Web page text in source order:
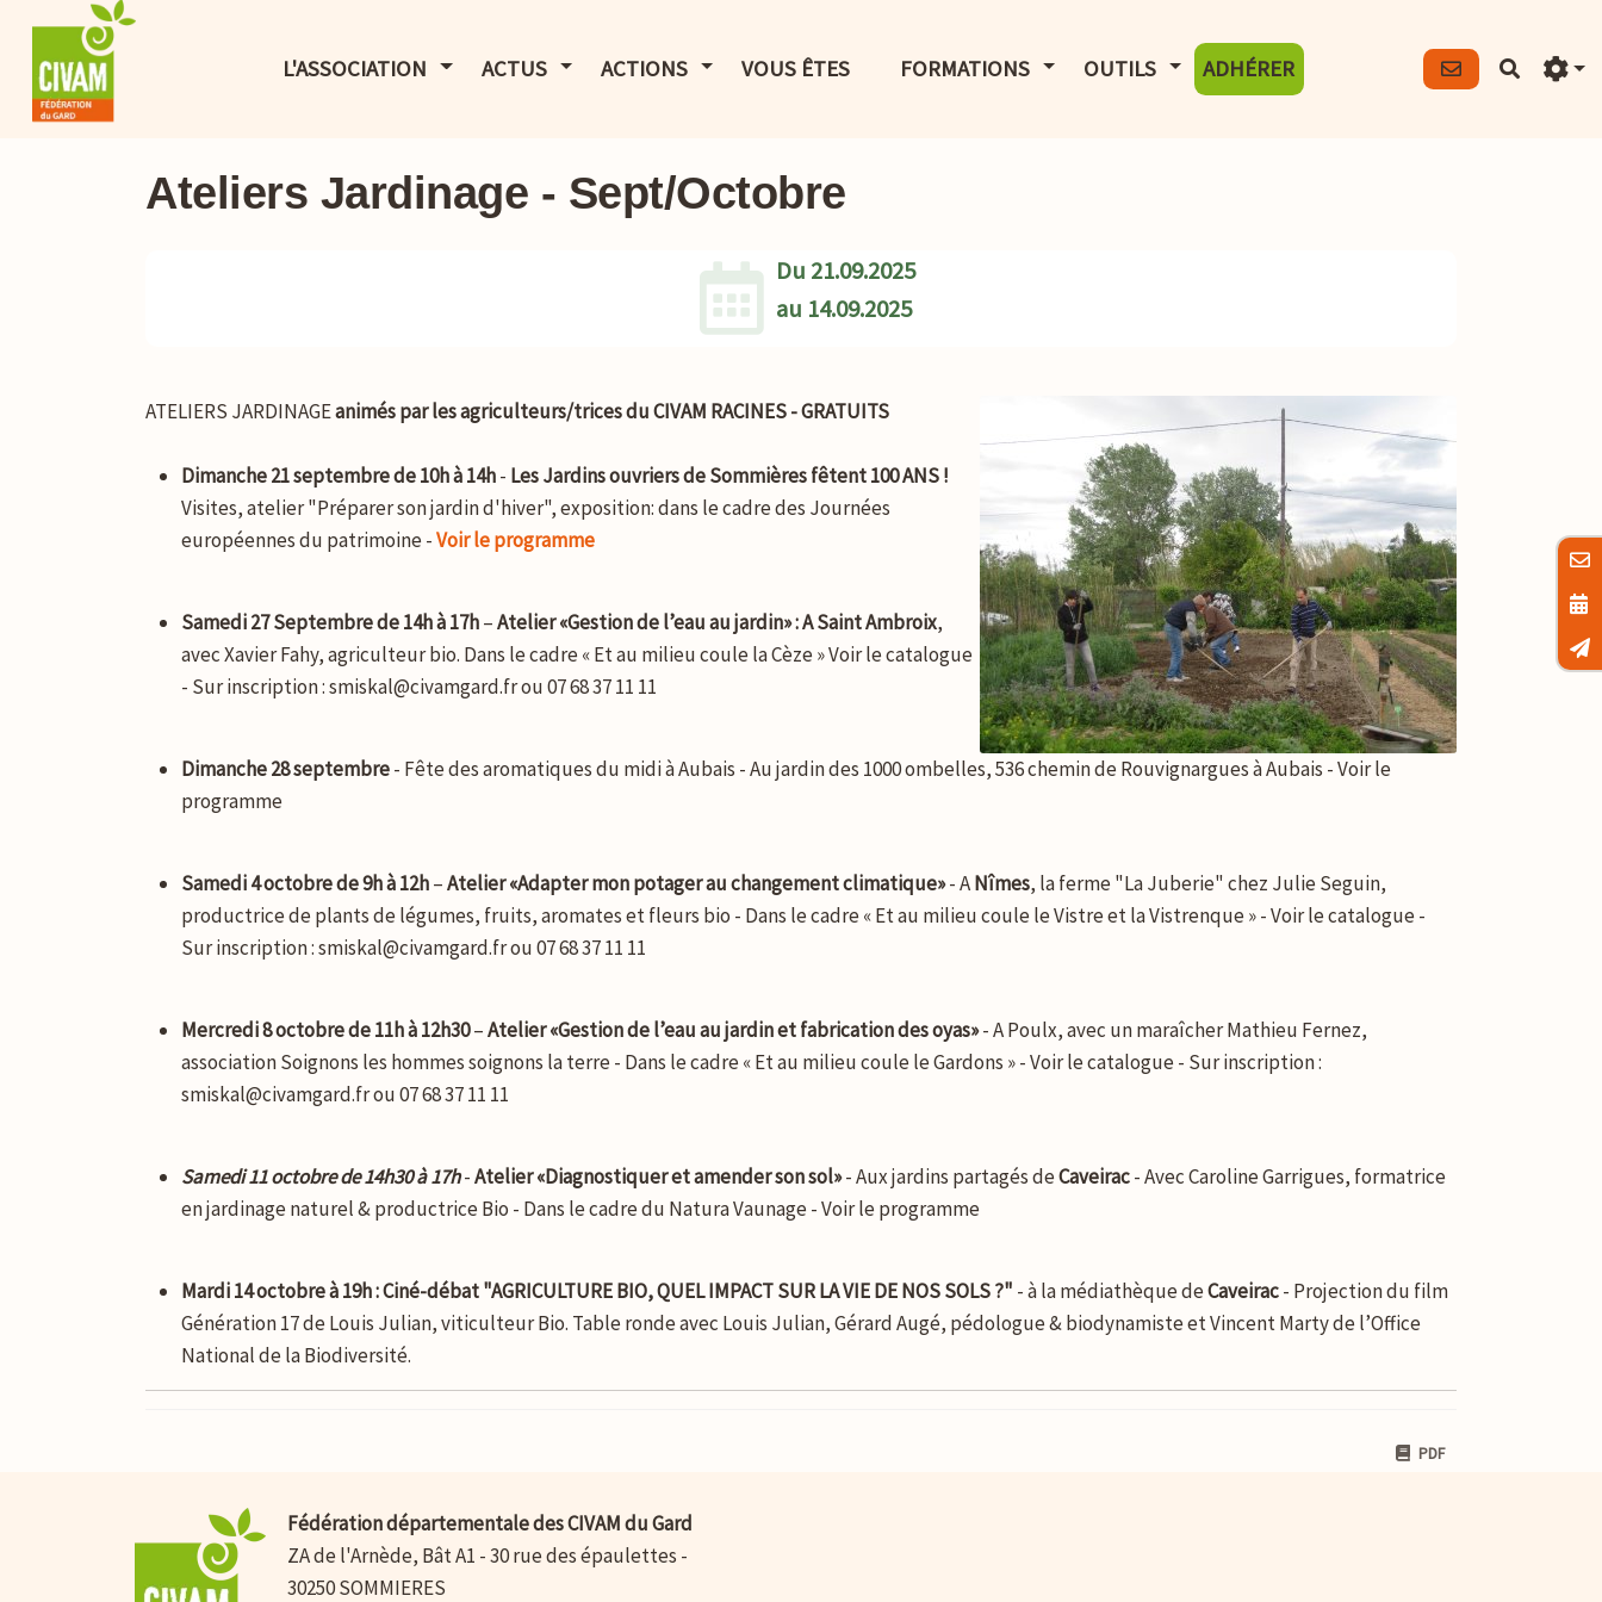
L'ASSOCIATION AFFICHER LE MENU
ACTUS AFFICHER LE MENU
ACTIONS AFFICHER LE MENU
VOUS ÊTES FORMATIONS AFFICHER LE MENU
OUTILS AFFICHER LE MENU
ADHÉRER
Ateliers Jardinage - Sept/Octobre
Du 21.09.2025
au 14.09.2025
ATELIERS JARDINAGEanimés par les agriculteurs/trices du CIVAM RACINES - GRATUITS
Dimanche 21 septembre de 10h à 14h- Les Jardins ouvriers de Sommières fêtent 100 ANS !
Visites, atelier "Préparer son jardin d'hiver", exposition: dans le cadre des Journées
européennes du patrimoine -Voir le programme
Samedi 27 Septembre de 14h à 17h–Atelier «Gestion de l’eau au jardin» : A Saint Ambroix,
avec Xavier Fahy, agriculteur bio. Dans le cadre « Et au milieu coule la Cèze » Voir le catalogue
- Sur inscription : smiskal@civamgard.fr ou 07 68 37 11 11
Dimanche 28 septembre- Fête des aromatiques du midi à Aubais - Au jardin des 1000 ombelles, 536 chemin de Rouvignargues à Aubais - Voir le
programme
Samedi 4 octobre de 9h à 12h–Atelier «Adapter mon potager au changement climatique»- ANîmes, la ferme "La Juberie" chez Julie Seguin,
productrice de plants de légumes, fruits, aromates et fleurs bio - Dans le cadre « Et au milieu coule le Vistre et la Vistrenque » - Voir le catalogue -
Sur inscription : smiskal@civamgard.fr ou 07 68 37 11 11
Mercredi 8 octobre de 11h à 12h30–Atelier «Gestion de l’eau au jardin et fabrication des oyas»- A Poulx, avec un maraîcher Mathieu Fernez,
association Soignons les hommes soignons la terre - Dans le cadre « Et au milieu coule le Gardons » - Voir le catalogue - Sur inscription :
smiskal@civamgard.fr ou 07 68 37 11 11
Samedi 11 octobre de 14h30 à 17h-Atelier «Diagnostiquer et amender son sol»- Aux jardins partagés deCaveirac- Avec Caroline Garrigues, formatrice
en jardinage naturel & productrice Bio - Dans le cadre du Natura Vaunage - Voir le programme
Mardi 14 octobre à 19h :Ciné-débat "AGRICULTURE BIO, QUEL IMPACT SUR LA VIE DE NOS SOLS ?" - à la médiathèque deCaveirac- Projection du film
Génération 17 de Louis Julian, viticulteur Bio. Table ronde avec Louis Julian, Gérard Augé, pédologue & biodynamiste et Vincent Marty de l’Office
National de la Biodiversité.
PDF
Fédération départementale des CIVAM du Gard
ZA de l'Arnède, Bât A1 - 30 rue des épaulettes -
30250 SOMMIERES